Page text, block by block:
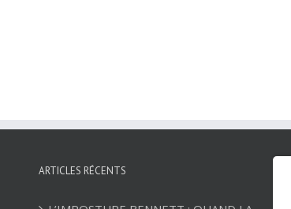
ARTICLES RÉCENTS